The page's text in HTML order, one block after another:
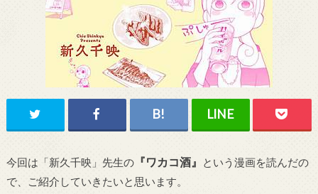
今回は「新久千映」先生の『ワカコ酒』
という漫画を読んだの
で、ご紹介していきたいと思います。